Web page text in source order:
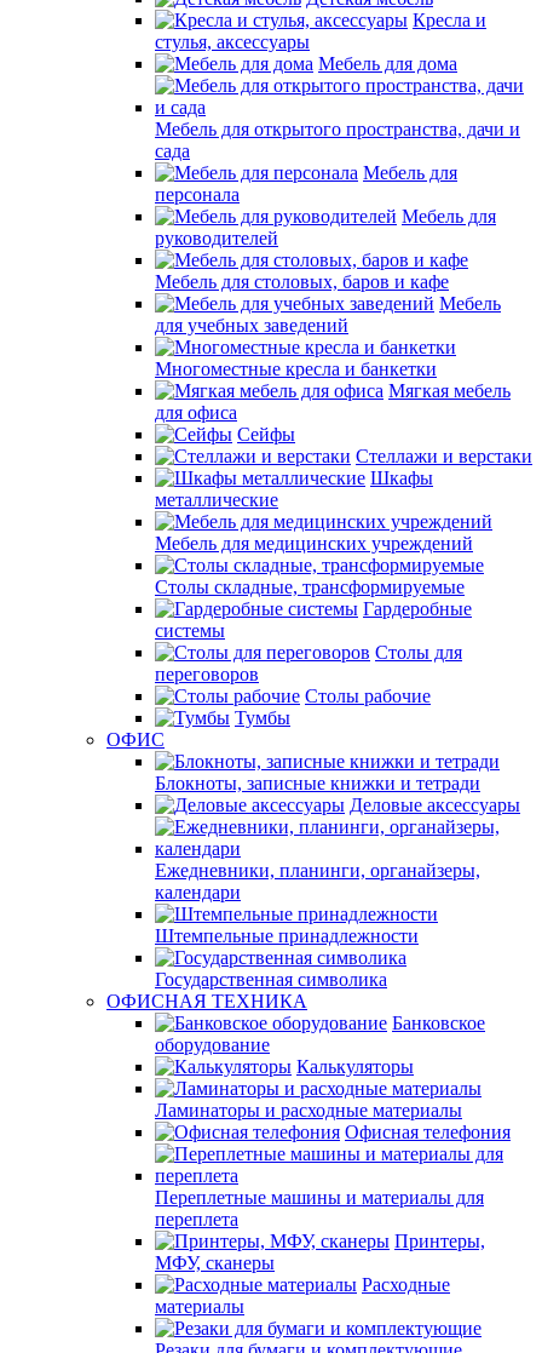
Кресла и
стулья, аксессуары
Мебель для дома
Мебель для открытого пространства, дачи и
сада
Мебель для
персонала
Мебель для
руководителей
Мебель для столовых, баров и кафе
Мебель
для учебных заведений
Многоместные кресла и банкетки
Мягкая мебель
для офиса
Сейфы
Стеллажи и верстаки
Шкафы
металлические
Мебель для медицинских учреждений
Столы складные, трансформируемые
Гардеробные
системы
Столы для
переговоров
Столы рабочие
Тумбы
ОФИС
Блокноты, записные книжки и тетради
Деловые аксессуары
Ежедневники, планинги, органайзеры,
календари
Штемпельные принадлежности
Государственная символика
ОФИСНАЯ ТЕХНИКА
Банковское
оборудование
Калькуляторы
Ламинаторы и расходные материалы
Офисная телефония
Переплетные машины и материалы для
переплета
Принтеры,
МФУ, сканеры
Расходные
материалы